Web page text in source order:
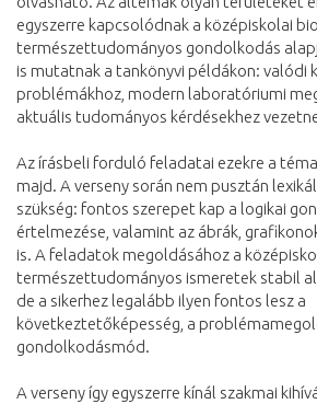
egyszerre kapcsolódnak a középiskolai
természettudományos gondolkodás
is mutatnak a tankönyvi példákon: valódi
problémákhoz, modern laboratóriumi
aktuális tudományos kérdésekhez
Az írásbeli forduló feladatai ezekre a
majd. A verseny során nem pusztán
szükség: fontos szerepet kap a logikai
értelmezése, valamint az ábrák,
is. A feladatok megoldásához a
természettudományos ismeretek stabil
de a sikerhez legalább ilyen fontos lesz a
következtetőképesség, a
gondolkodásmód.
A verseny így egyszerre kínál szakmai